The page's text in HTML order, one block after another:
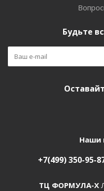
Будьте
Наши
+7(499) 350-95-
ТЦ ФОРМУЛА-Х